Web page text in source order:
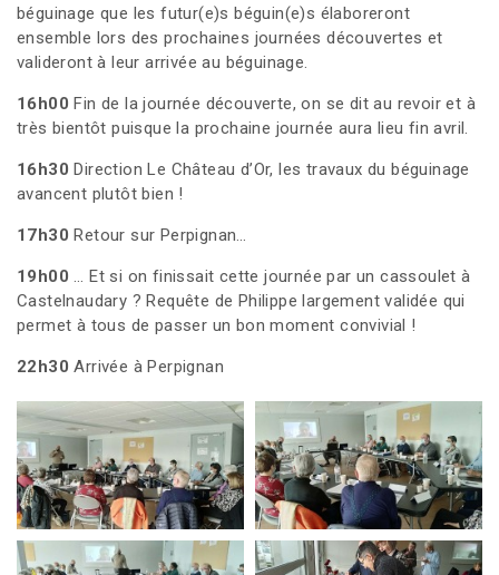
béguinage que les futur(e)s béguin(e)s élaboreront
ensemble lors des prochaines journées découvertes et
valideront à leur arrivée au béguinage.
16h00 Fin de la journée découverte, on se dit au revoir et à
très bientôt puisque la prochaine journée aura lieu fin avril.
16h30 Direction Le Château d’Or, les travaux du béguinage
avancent plutôt bien !
17h30 Retour sur Perpignan…
19h00 … Et si on finissait cette journée par un cassoulet à
Castelnaudary ? Requête de Philippe largement validée qui
permet à tous de passer un bon moment convivial !
22h30 Arrivée à Perpignan